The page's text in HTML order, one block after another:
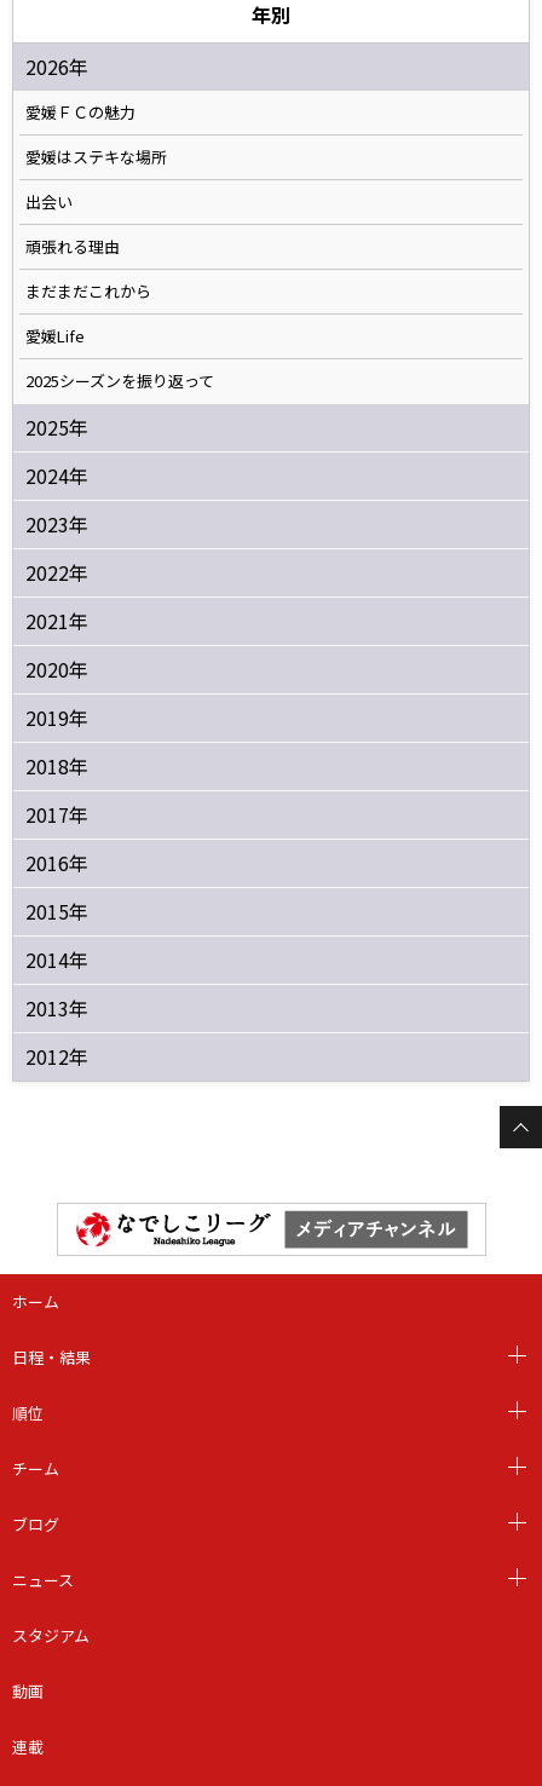
年別
2026年
愛媛ＦＣの魅力
愛媛はステキな場所
出会い
頑張れる理由
まだまだこれから
愛媛Life
2025シーズンを振り返って
2025年
2024年
2023年
2022年
2021年
2020年
2019年
2018年
2017年
2016年
2015年
2014年
2013年
2012年
ホーム
日程・結果
順位
チーム
ブログ
ニュース
スタジアム
動画
連載